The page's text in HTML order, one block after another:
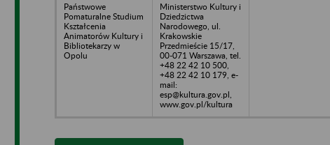
Państwowe
Pomaturalne Studium
Kształcenia
Animatorów Kultury i
Bibliotekarzy w
Opolu
Ministerstwo Kultury i
Dziedzictwa
Narodowego, ul.
Krakowskie
Przedmieście 15/17,
00-071 Warszawa, tel.
+48 22 42 10 500,
+48 22 42 10 179, e-
mail:
esp@kultura.gov.pl,
www.gov.pl/kultura